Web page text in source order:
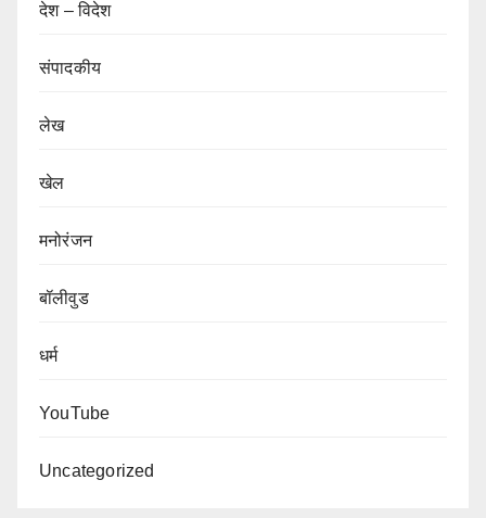
देश – विदेश
संपादकीय
लेख
खेल
मनोरंजन
बॉलीवुड
धर्म
YouTube
Uncategorized